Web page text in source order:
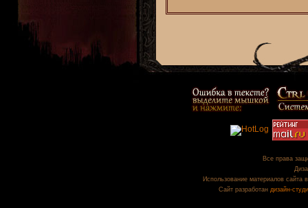
Все права
Использование материалов сайта
Сайт разработан дизайн-